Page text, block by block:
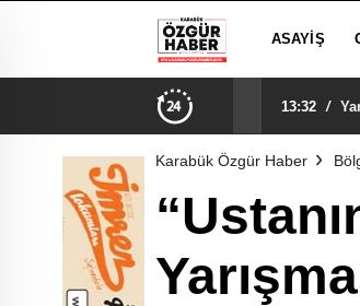
ASAYIŞ
13:32 /
Karabük Özgür Haber